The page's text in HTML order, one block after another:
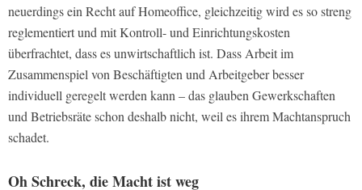
neuerdings ein Recht auf Homeoffice, gleichzeitig wird es so streng
reglementiert und mit Kontroll- und Einrichtungskosten
überfrachtet, dass es unwirtschaftlich ist. Dass Arbeit im
Zusammenspiel von Beschäftigten und Arbeitgeber besser
individuell geregelt werden kann – das glauben Gewerkschaften
und Betriebsräte schon deshalb nicht, weil es ihrem Machtanspruch
schadet.
Oh Schreck, die Macht ist weg